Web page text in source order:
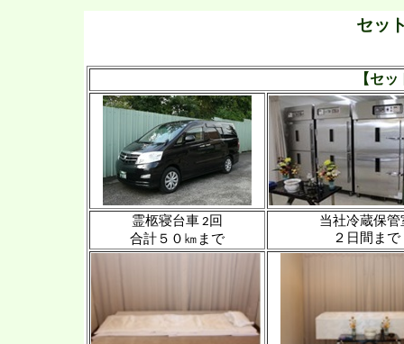
セッ
【セ
霊柩寝台車 2 回
合計５０㎞まで
当社冷蔵保管
２日間まで